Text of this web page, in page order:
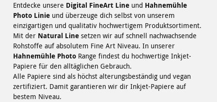
Entdecke unsere Digital FineArt Lineund Hahnemühle
Photo Linieund überzeuge dich selbst von unserem
einzigartigen und qualitativ hochwertigem Produktsortiment.
Mit der Natural Linesetzen wir auf schnell nachwachsende
Rohstoffe auf absolutem Fine Art Niveau. In unserer
Hahnemühle Photo Range findest du hochwertige Inkjet-
Papiere für den alltäglichen Gebrauch.
Alle Papiere sind als höchst alterungsbeständig und vegan
zertifiziert. Damit garantieren wir dir Inkjet-Papiere auf
bestem Niveau.